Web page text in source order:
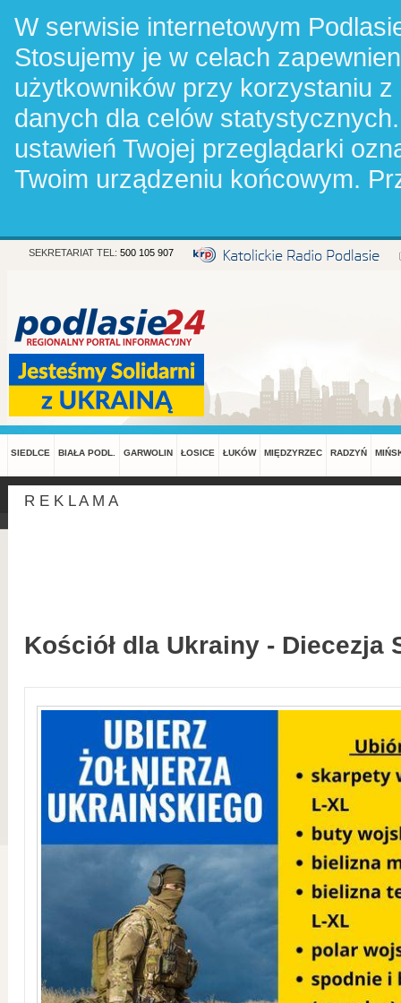
W serwisie internetowym
Stosujemy je w celach
użytkowników przy korzystaniu
danych dla celów
ustawień Twojej przeglądarki
Twoim urządzeniu końcowym.
SEKRETARIAT TEL: 500 105 907
SIEDLCE BIAŁA PODL. GARWOLIN ŁOSICE ŁUKÓW MIĘDZYRZEC RADZYŃ
R E K L A M A
Kościół dla Ukrainy - Diecezja